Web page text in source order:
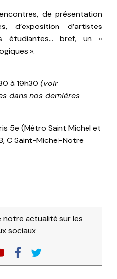
de présentation
d’exposition d’artistes
étudiantes… bref, un «
».
à 19h30 (voir
dans nos dernières
5e (Métro Saint Michel et
C Saint-Michel-Notre
notre actualité sur les
sociaux